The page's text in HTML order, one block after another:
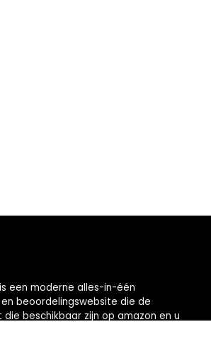
een moderne alles-in-één
beoordelingswebsite die de
beschikbaar zijn op amazon en u